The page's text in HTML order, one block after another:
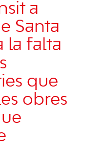
a
Santa
la falta
que
obres